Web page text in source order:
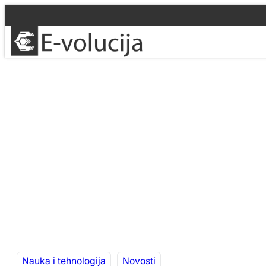
na
sadržaj
Nauka i tehnologija Novosti